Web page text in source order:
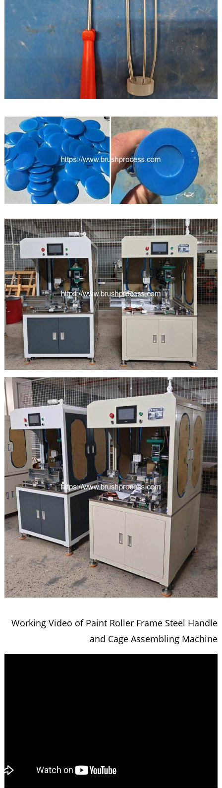
Working Video of Paint Roller Frame Steel Handle
and Cage Assembling Machine